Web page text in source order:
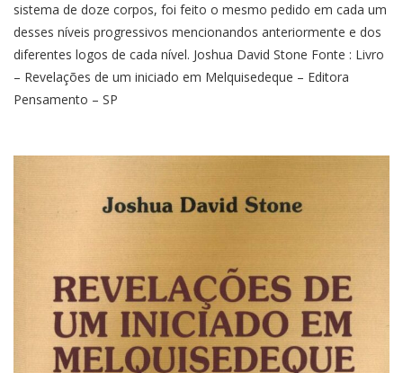
sistema de doze corpos, foi feito o mesmo pedido em cada um
desses níveis progressivos mencionandos anteriormente e dos
diferentes logos de cada nível. Joshua David Stone Fonte : Livro
– Revelações de um iniciado em Melquisedeque – Editora
Pensamento – SP